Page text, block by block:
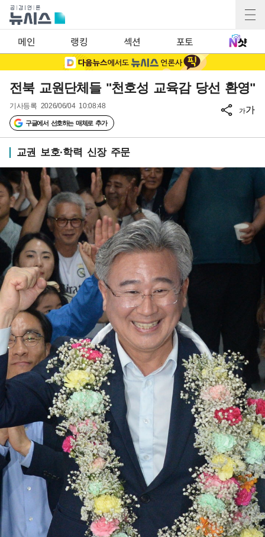
메인 랭킹 섹션 포토
전북 교원단체들 "천호성 교육감 당선 환영"
기사등록 2026/06/04 10:08:48
구글에서 선호하는 매체로 추가
가가
교권 보호·학력 신장 주문